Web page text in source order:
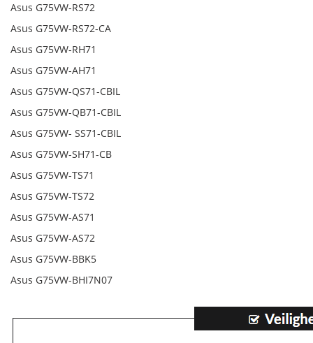
Asus G75VW-RS72
Asus G75VW-RS72-CA
Asus G75VW-RH71
Asus G75VW-AH71
Asus G75VW-QS71-CBIL
Asus G75VW-QB71-CBIL
Asus G75VW- SS71-CBIL
Asus G75VW-SH71-CB
Asus G75VW-TS71
Asus G75VW-TS72
Asus G75VW-AS71
Asus G75VW-AS72
Asus G75VW-BBK5
Asus G75VW-BHI7N07